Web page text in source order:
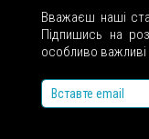
Вважаєш наші
Підпишись на
особливо важливі